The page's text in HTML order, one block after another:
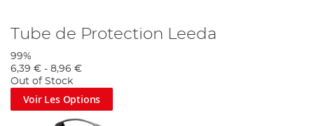
Tube de Protection Leeda
99%
6,39 € - 8,96 €
Out of Stock
Voir Les Options